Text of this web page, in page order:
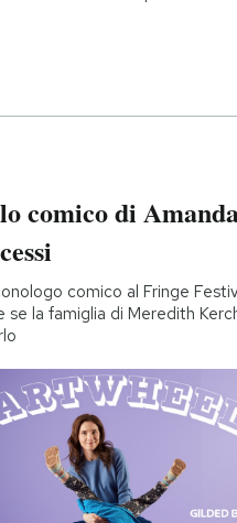
comico di
comico al Fringe
se la famiglia di Meredith